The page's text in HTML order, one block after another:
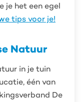
je het een egel
tips voor je!
Natuur
in je tuin
één van
De